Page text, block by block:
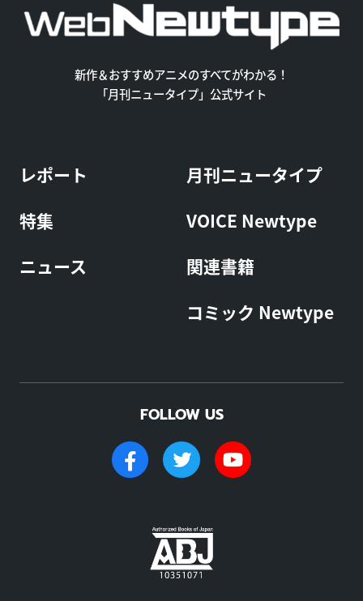
新作＆おすすめアニメのすべてがわかる！
「月刊ニュータイプ」公式サイト
レポート
特集
ニュース
月刊ニュータイプ
VOICE Newtype
関連書籍
コミック Newtype
FOLLOW US